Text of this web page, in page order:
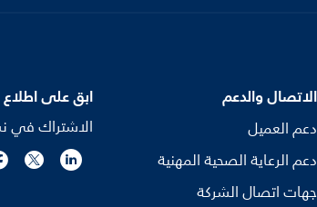
الاتصال والدعم
دعم العميل
دعم الرعاية الصحية المهنية
جهات اتصال الشركة
ابق على اطلاع
الاشتراك في